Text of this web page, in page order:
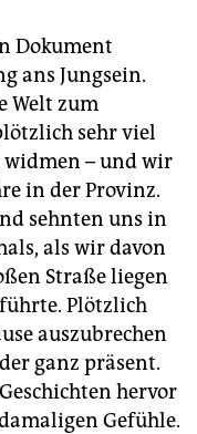
Dokument
ans Jungsein.
Welt zum
sehr viel
widmen – und wir
in der Provinz.
sehnten uns in
als wir davon
Straße liegen
Plötzlich
auszubrechen
ganz präsent.
hervor
Gefühle.